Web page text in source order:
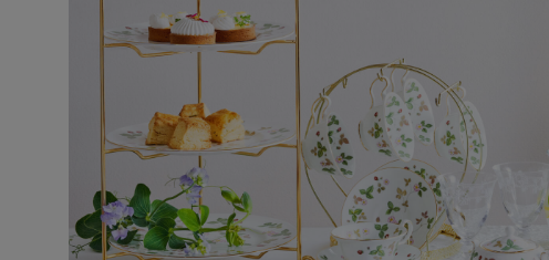
彩りが華やかなワンダーラストのお好きな花柄パターンを組
お家時間で旅へ想いを馳せる心豊かなティータイムをぜひお